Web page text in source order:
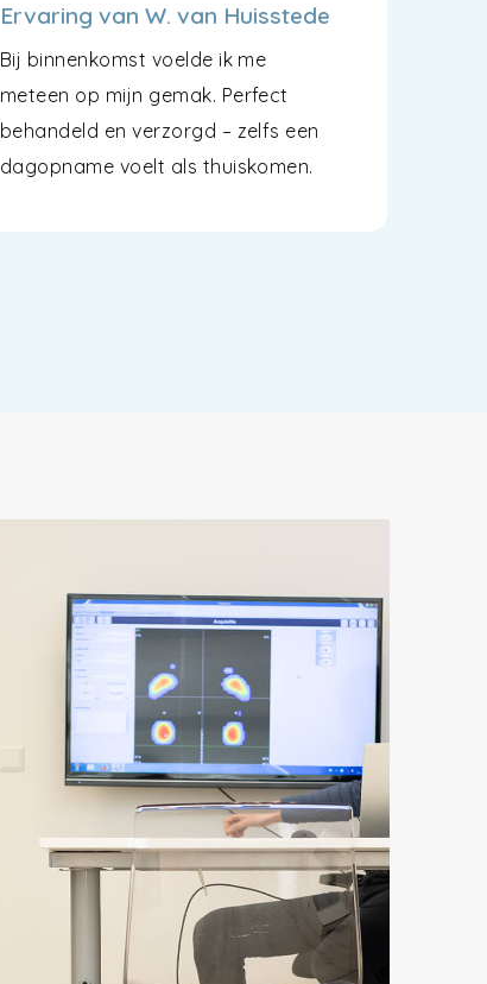
Ervaring van W. van Huisstede
Bij binnenkomst voelde ik me
meteen op mijn gemak. Perfect
behandeld en verzorgd – zelfs een
dagopname voelt als thuiskomen.